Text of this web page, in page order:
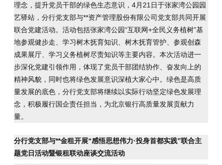
理念，提升党员干部的绿色生态意识，4月21日于张家湾公园园
艺驿站，分行党支部与**资产管理股份有限公司党支部共同开展
联合党建活动。活动包括张家湾公园“互联网+全民义务植树”基
地参观健步走、学习树木抚育知识、树木抚育管护、参观创森
成果展厅、学习义务植树尽责知识等主要内容。本次活动进一
步深化党建引领作用，体现了党员干部团结协作、奋发向上的
精神风貌，同时也将绿色发展意识深植大家心中。绿色是高质
量发展的底色，分行党支部将继续以实际行动坚定绿色发展理
念，积极履行国企责任担当，为北京银行高质量发展贡献力
量。
分行党支部与**金租开展“感悟思想伟力·投身首都实践”联合主
题党日活动暨银租联动座谈交流活动